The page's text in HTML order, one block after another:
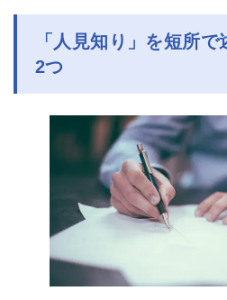
「人見知り」を短所
2つ